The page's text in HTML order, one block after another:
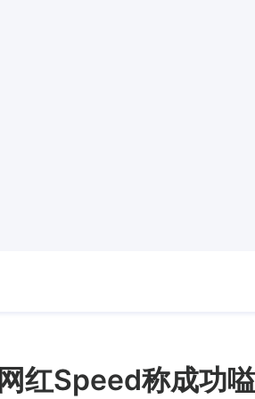
红Speed称成功